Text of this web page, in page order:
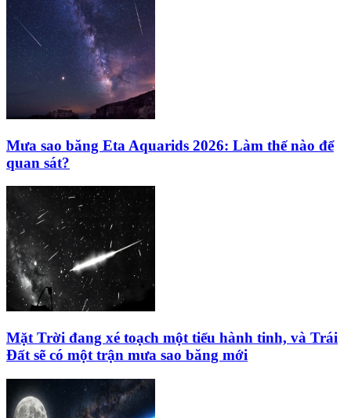
Mưa sao băng Eta Aquarids 2026: Làm thế nào để
quan sát?
Mặt Trời đang xé toạch một tiểu hành tinh, và Trái
Đất sẽ có một trận mưa sao băng mới